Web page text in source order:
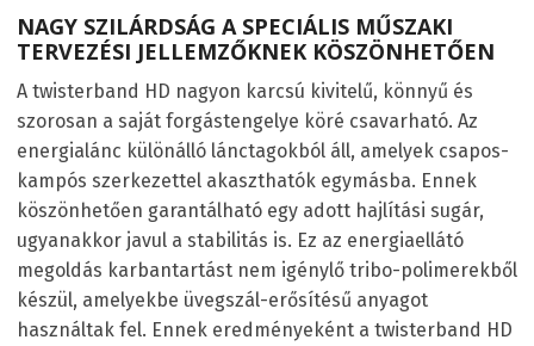
NAGY SZILÁRDSÁG A SPECIÁLIS MŰSZAKI
TERVEZÉSI JELLEMZŐKNEK KÖSZÖNHETŐEN
A twisterband HD nagyon karcsú kivitelű, könnyű és
szorosan a saját forgástengelye köré csavarható. Az
energialánc különálló lánctagokból áll, amelyek csapos-
kampós szerkezettel akaszthatók egymásba. Ennek
köszönhetően garantálható egy adott hajlítási sugár,
ugyanakkor javul a stabilitás is. Ez az energiaellátó
megoldás karbantartást nem igénylő tribo-polimerekből
készül, amelyekbe üvegszál-erősítésű anyagot
használtak fel. Ennek eredményeként a twisterband HD